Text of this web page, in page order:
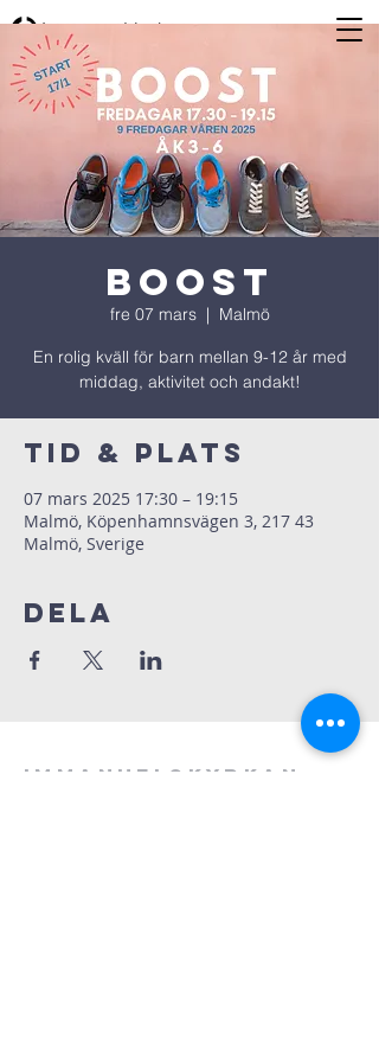
BOOST
fre 07 mars
  |
Malmö
En rolig kväll för barn mellan 9-12 år med
middag, aktivitet och andakt!
Tid & Plats
07 mars 2025 17:30 – 19:15
Malmö, Köpenhamnsvägen 3, 217 43
Malmö, Sverige
Dela
Immanuelskyrkan